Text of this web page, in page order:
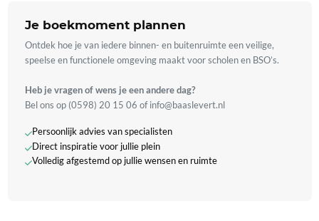
Je boekmoment plannen
Ontdek hoe je van iedere binnen- en buitenruimte een veilige,
speelse en functionele omgeving maakt voor scholen en BSO’s.
Heb je vragen of wens je een andere dag?
Bel ons op ‭(0598) 20 15 06‬ of info@baaslevert.nl
Persoonlijk advies van specialisten
Direct inspiratie voor jullie plein
Volledig afgestemd op jullie wensen en ruimte